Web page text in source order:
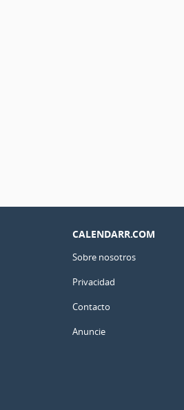
CALENDARR.COM
Sobre nosotros
Privacidad
Contacto
Anuncie